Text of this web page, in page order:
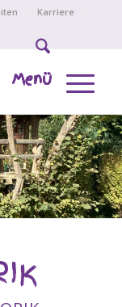
Karriere
Menü